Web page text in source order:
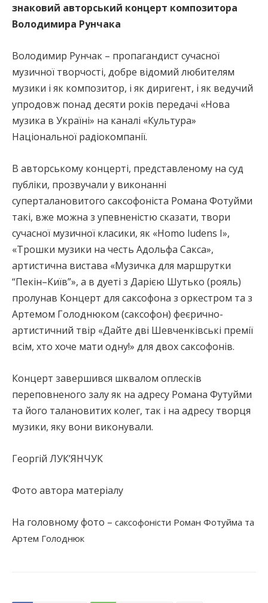
знаковий авторський концерт композитора
Володимира Рунчака
Володимир Рунчак – пропагандист сучасної
музичної творчості, добре відомий любителям
музики і як композитор, і як диригент, і як ведучий
упродовж понад десяти років передачі «Нова
музика в Україні» на каналі «Культура»
Національної радіокомпанії.
В авторському концерті, представленому на суд
публіки, прозвучали у виконанні
суперталановитого саксофоніста Романа Фотуйми
такі, вже можна з упевненістю сказати, твори
сучасної музичної класики, як «Нomo ludens I»,
«Трошки музики на честь Адольфа Сакса»,
артистична вистава «Музичка для маршрутки
“Пекін–Київ”», а в дуеті з Дарією Шутько (рояль)
пролунав Концерт для саксофона з оркестром та з
Артемом Голоднюком (саксофон) феєрично-
артистичний твір «Дайте дві Шевченківські премії
всім, хто хоче мати одну!» для двох саксофонів.
Концерт завершився шквалом оплесків
переповненого залу як на адресу Романа Футуйми
та його талановитих колег, так і на адресу творця
музики, яку вони виконували.
Георгій ЛУК’ЯНЧУК
Фото автора матеріалу
На головному фото – саксофоністи Роман Фотуйма та
Артем Голоднюк